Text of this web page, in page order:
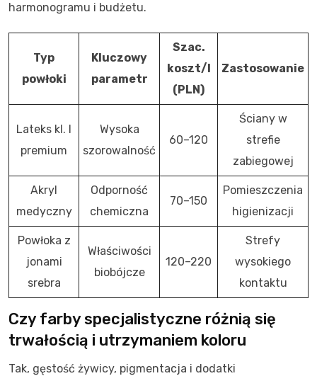
harmonogramu i budżetu.
Typ
powłoki
Kluczowy
parametr
Szac.
koszt/l
(PLN)
Zastosowanie
Lateks kl. I
premium
Wysoka
szorowalność
60–120
Ściany w
strefie
zabiegowej
Akryl
medyczny
Odporność
chemiczna
70–150
Pomieszczenia
higienizacji
Powłoka z
jonami
srebra
Właściwości
biobójcze
120–220
Strefy
wysokiego
kontaktu
Czy farby specjalistyczne różnią się
trwałością i utrzymaniem koloru
Tak, gęstość żywicy, pigmentacja i dodatki